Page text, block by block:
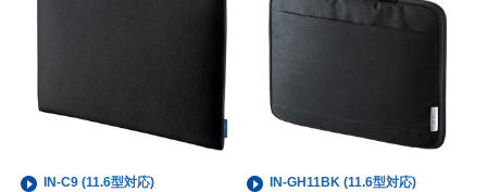
IN-C9 (11.6型対応)
IN-GH11BK (11.6型対応)